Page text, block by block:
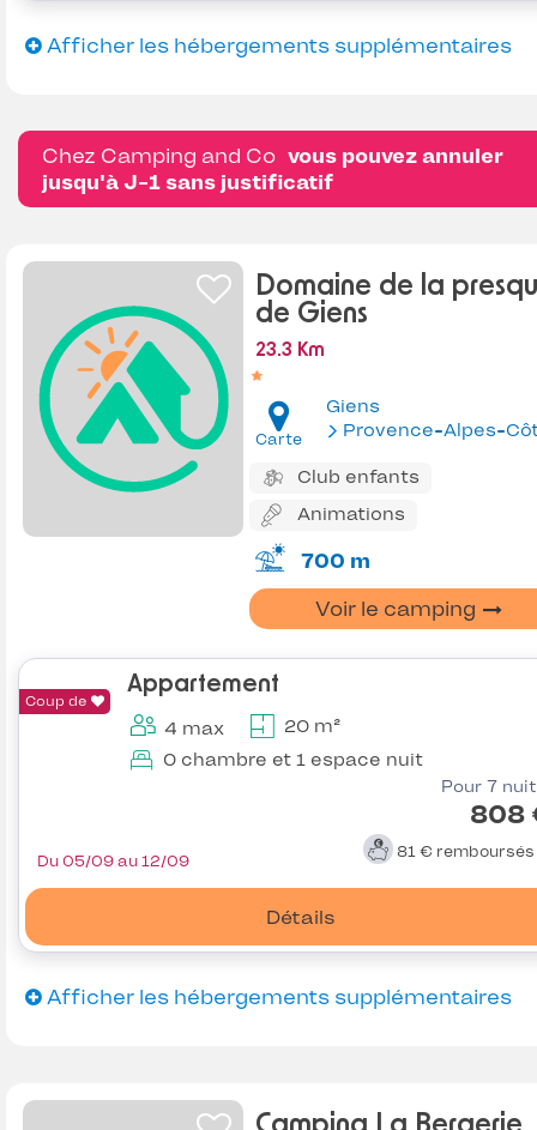
Afficher les hébergements supplémentaires
Chez Camping and Co vous pouvez annuler
jusqu'à J-1 sans justificatif
Domaine de la
de Giens
23.3 Km
Carte
Giens
Provence-Alpes-Côte
Club enfants
Animations
700 m
Voir le camping
Coup de
Appartement
4 max
20 m²
0 chambre et 1 espace nuit
Pour 7
808
81 € remboursés
Détails
Du 05/09 au 12/09
Afficher les hébergements supplémentaires